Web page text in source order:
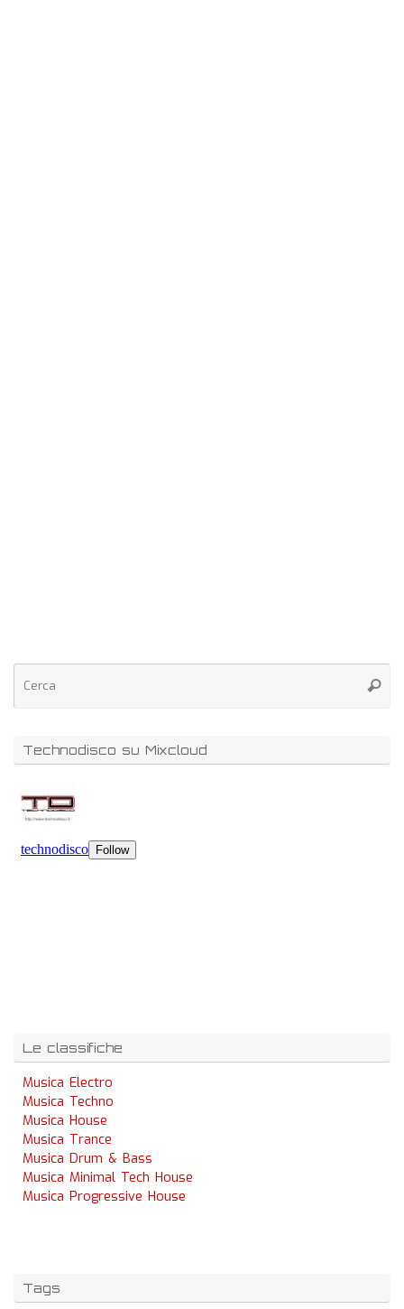
Technodisco su Mixcloud
Le classifiche
Musica Electro
Musica Techno
Musica House
Musica Trance
Musica Drum & Bass
Musica Minimal Tech House
Musica Progressive House
Tags